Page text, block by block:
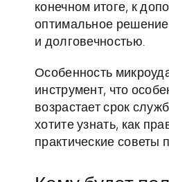
конечном итоге, к
оптимальное решение
и долговечностью.
Особенность
инструмент, что
возрастает срок
хотите узнать, как
практические советы